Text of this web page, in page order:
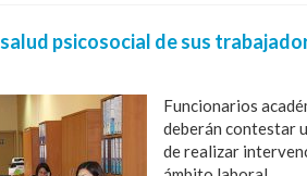
psicosocial de sus
Funcionarios
deberán contestar
de realizar